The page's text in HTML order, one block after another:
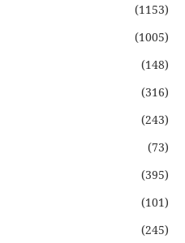
(1153)
(1005)
(148)
(316)
(243)
(73)
(395)
(101)
(245)